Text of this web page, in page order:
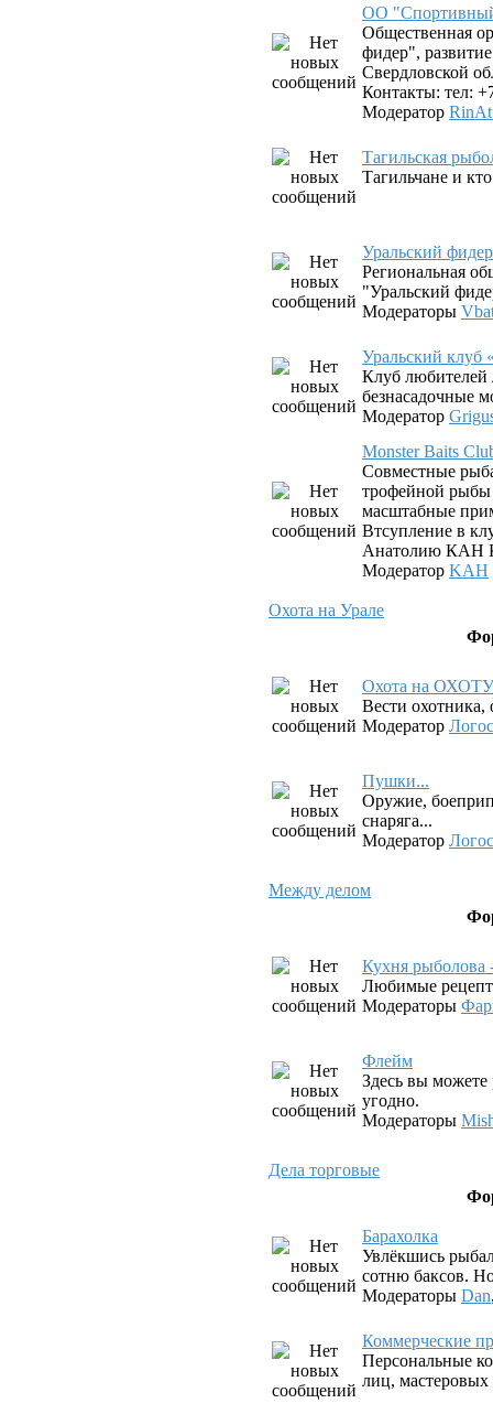
ОО
Общественная
фидер",
Свердловской
Контакты: тел:
Модератор
Тагильская
Тагильчане и
Уральский
Региональная
"Уральский
Модераторы
Уральский клуб
Клуб
безнасадочные
Модератор
Monster Baits
Совместные
трофейной рыбы
масштабные
Втсупление в
Анатолию КАН
Модератор KAH
Охота на Урале
Охота на ОХОТУ
Вести охотника,
Модератор Логос
Пушки...
Оружие,
снаряга...
Модератор Логос
Между делом
Кухня рыболова
Любимые
Модераторы
Флeйм
Здесь вы можете
угодно.
Модераторы
Дела торговые
Барахолка
Увлёкшись
сотню баксов.
Модераторы Dan
Коммерческие
Персональные
лиц,